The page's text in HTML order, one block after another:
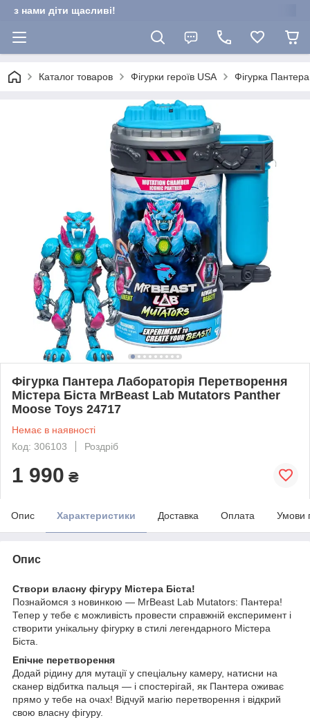
з нами діти щасливі!
Каталог товаров Фігурки героїв USA Фігурка
Фігурка Пантера Лабораторія Перетворення
Містера Біста MrBeast Lab Mutators Panther
Moose Toys 24717
Немає в наявності
Код: 306103
Роздріб
1 990 ₴
Опис Характеристики Доставка Оплата Умови
Опис
Створи власну фігуру Містера Біста!
Познайомся з новинкою — MrBeast Lab Mutators: Пантера!
Тепер у тебе є можливість провести справжній експеримент і
створити унікальну фігурку в стилі легендарного Містера
Біста.
Епічне перетворення
Додай рідину для мутації у спеціальну камеру, натисни на
сканер відбитка пальця — і спостерігай, як Пантера оживає
прямо у тебе на очах! Відчуй магію перетворення і відкрий
свою власну фігуру.